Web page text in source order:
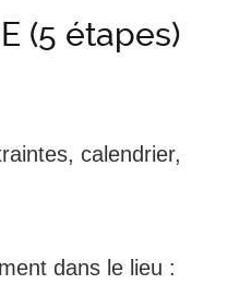
(5 étapes)
calendrier,
dans le lieu :